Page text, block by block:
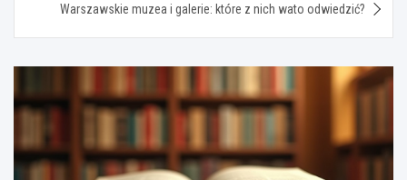
Warszawskie muzea i galerie: które z nich wato odwiedzić?